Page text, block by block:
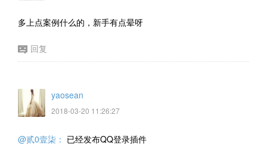
多上点案例什么的，新手有点晕呀
回复
yaosean
2018-03-20 11:26:27
@贰0壹柒： 已经发布QQ登录插件